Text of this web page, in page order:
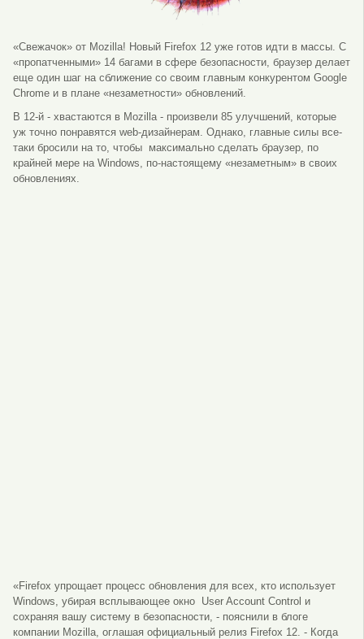
«Свежачок» от Mozilla! Новый Firefox 12 уже готов идти в массы. С
«пропатченными» 14 багами в сфере безопасности, браузер делает
еще один шаг на сближение со своим главным конкурентом Google
Chrome и в плане «незаметности» обновлений.
В 12-й - хвастаются в Mozilla - произвели 85 улучшений, которые
уж точно понравятся web-дизайнерам. Однако, главные силы все-
таки бросили на то, чтобы максимально сделать браузер, по
крайней мере на Windows, по-настоящему «незаметным» в своих
обновлениях.
«Firefox упрощает процесс обновления для всех, кто использует
Windows, убирая всплывающее окно User Account Control и
сохраняя вашу систему в безопасности, - пояснили в блоге
компании Mozilla, оглашая официальный релиз Firefox 12. - Когда